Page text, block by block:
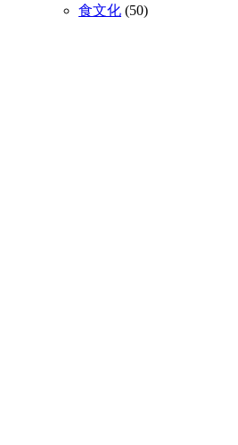
食文化 (50)